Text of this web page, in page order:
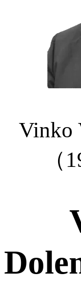
Vinko
（